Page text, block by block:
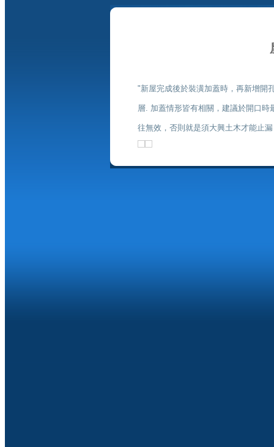
"新屋完成後於裝潢加蓋時，再新增開
層. 加蓋情形皆有相關，建議於開口
往無效，否則就是須大興土木才能止